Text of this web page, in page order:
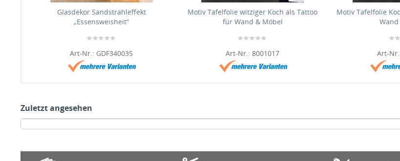
Glasdekor Sandstrahleffekt
„Essensweisheit“
Art-Nr.: GDF340035
Motiv Tafelfolie witziger Koch als Tattoo
für Wand & Möbel
Art-Nr.: 8001017
Motiv Tafelfolie
Art-
Zuletzt angesehen